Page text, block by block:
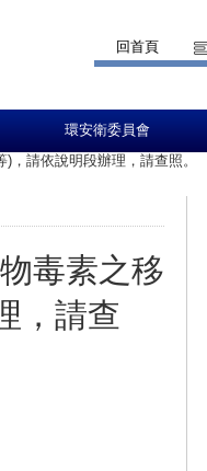
回首頁
環安衛委員會
請依說明段辦理，請查照。
毒素之移
，請查